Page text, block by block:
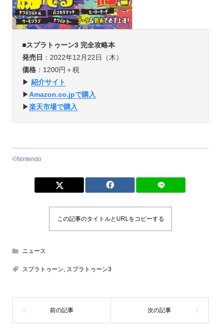
■スプラトゥーン3 完全攻略本
発売日 ：2022年12月22日（木）
価格：1200円＋税
▶ 紹介サイト
▶︎Amazon.co.jpで購入
▶︎楽天市場で購入
©︎Nintendo
この記事のタイトルとURLをコピーする
ニュース
スプラトゥーン, スプラトゥーン3